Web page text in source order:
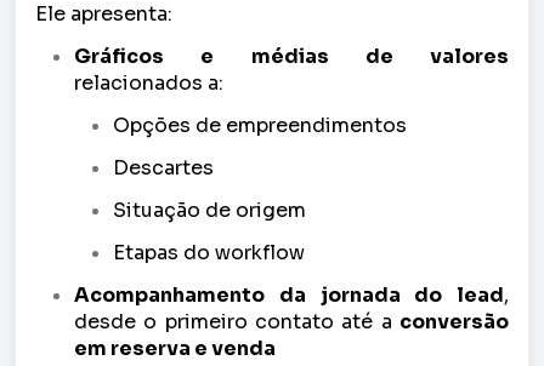
Ele apresenta:
Gráficos e médias de valores
relacionados a:
Opções de empreendimentos
Descartes
Situação de origem
Etapas do workflow
Acompanhamento da jornada do lead,
desde o primeiro contato até a conversão
em reserva e venda